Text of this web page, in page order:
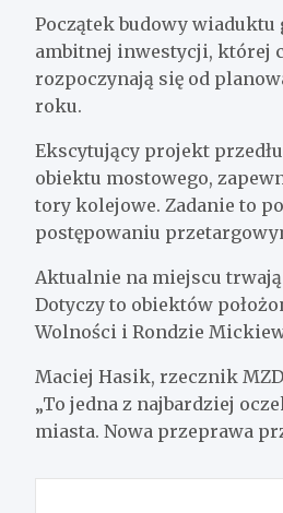
Początek budowy
ambitnej inwestycji, której
rozpoczynają się od
roku.
Ekscytujący projekt
obiektu mostowego,
tory kolejowe. Zadanie to
postępowaniu
Aktualnie na miejscu
Dotyczy to obiektów
Wolności i Rondzie
Maciej Hasik, rzecznik
„To jedna z najbardziej
miasta. Nowa przeprawa